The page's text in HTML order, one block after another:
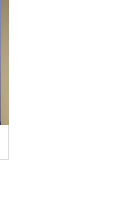
間などを用いた 和の家が